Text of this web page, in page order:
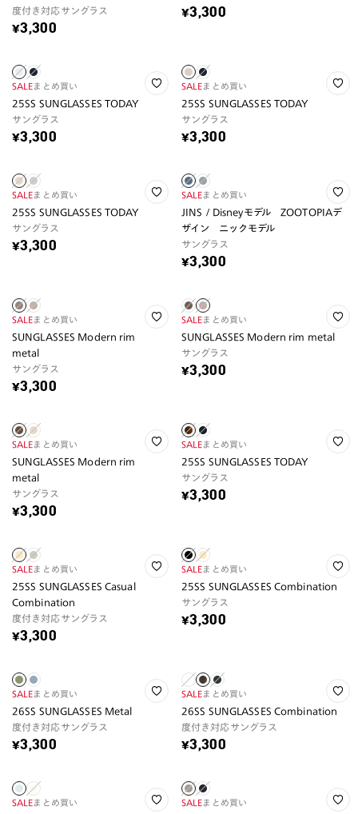
度付き対応サングラス
¥3,300
¥3,300
SALEまとめ買い
25SS SUNGLASSES TODAY
サングラス
¥3,300
SALEまとめ買い
25SS SUNGLASSES TODAY
サングラス
¥3,300
SALEまとめ買い
25SS SUNGLASSES TODAY
サングラス
¥3,300
SALEまとめ買い
JINS / Disneyモデル ZOOTOPIAデ
ザイン ニックモデル
サングラス
¥3,300
SALEまとめ買い
SUNGLASSES Modern rim
metal
サングラス
¥3,300
SALEまとめ買い
SUNGLASSES Modern rim metal
サングラス
¥3,300
SALEまとめ買い
SUNGLASSES Modern rim
metal
サングラス
¥3,300
SALEまとめ買い
25SS SUNGLASSES TODAY
サングラス
¥3,300
SALEまとめ買い
25SS SUNGLASSES Casual
Combination
度付き対応サングラス
¥3,300
SALEまとめ買い
25SS SUNGLASSES Combination
サングラス
¥3,300
SALEまとめ買い
26SS SUNGLASSES Metal
度付き対応サングラス
¥3,300
SALEまとめ買い
26SS SUNGLASSES Combination
度付き対応サングラス
¥3,300
SALEまとめ買い SALEまとめ買い